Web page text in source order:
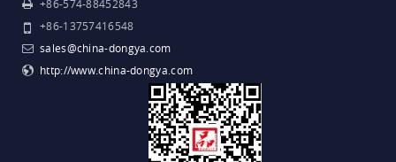
+86-574-88452843
+86-13757416548
sales@china-dongya.com
http://www.china-dongya.com